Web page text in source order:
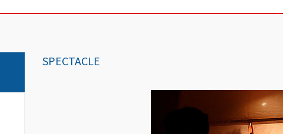
SPECTACLE